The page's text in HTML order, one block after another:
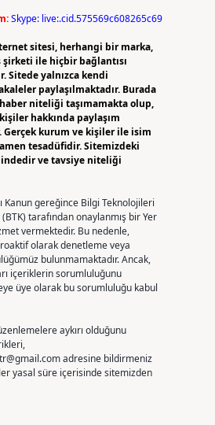
Skype: live:.cid.575569c608265c69
sitesi, herhangi bir marka,
şirketi ile hiçbir bağlantısı
Sitede yalnızca kendi
paylaşılmaktadır. Burada
niteliği taşımamakta olup,
hakkında paylaşım
Gerçek kurum ve kişiler ile isim
tesadüfidir. Sitemizdeki
ve tavsiye niteliği
Kanun gereğince Bilgi Teknolojileri
tarafından onaylanmış bir Yer
vermektedir. Bu nedenle,
olarak denetleme veya
bulunmamaktadır. Ancak,
içeriklerin sorumluluğunu
üye olarak bu sorumluluğu kabul
aykırı olduğunu
adresine bildirmeniz
yasal süre içerisinde sitemizden